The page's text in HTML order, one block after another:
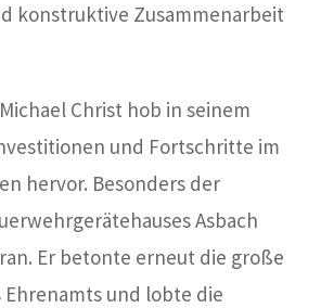
konstruktive Zusammenarbeit
Christ hob in seinem
und Fortschritte im
hervor. Besonders der
Asbach
Er betonte erneut die große
Ehrenamts und lobte die